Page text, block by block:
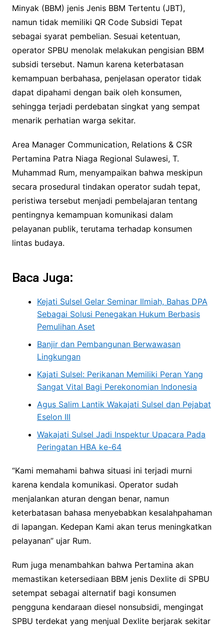
Minyak (BBM) jenis Jenis BBM Tertentu (JBT),
namun tidak memiliki QR Code Subsidi Tepat
sebagai syarat pembelian. Sesuai ketentuan,
operator SPBU menolak melakukan pengisian BBM
subsidi tersebut. Namun karena keterbatasan
kemampuan berbahasa, penjelasan operator tidak
dapat dipahami dengan baik oleh konsumen,
sehingga terjadi perdebatan singkat yang sempat
menarik perhatian warga sekitar.
Area Manager Communication, Relations & CSR
Pertamina Patra Niaga Regional Sulawesi, T.
Muhammad Rum, menyampaikan bahwa meskipun
secara prosedural tindakan operator sudah tepat,
peristiwa tersebut menjadi pembelajaran tentang
pentingnya kemampuan komunikasi dalam
pelayanan publik, terutama terhadap konsumen
lintas budaya.
Baca Juga:
Kejati Sulsel Gelar Seminar Ilmiah, Bahas DPA
Sebagai Solusi Penegakan Hukum Berbasis
Pemulihan Aset
Banjir dan Pembangunan Berwawasan
Lingkungan
Kajati Sulsel: Perikanan Memiliki Peran Yang
Sangat Vital Bagi Perekonomian Indonesia
Agus Salim Lantik Wakajati Sulsel dan Pejabat
Eselon III
Wakajati Sulsel Jadi Inspektur Upacara Pada
Peringatan HBA ke-64
“Kami memahami bahwa situasi ini terjadi murni
karena kendala komunikasi. Operator sudah
menjalankan aturan dengan benar, namun
keterbatasan bahasa menyebabkan kesalahpahaman
di lapangan. Kedepan Kami akan terus meningkatkan
pelayanan” ujar Rum.
Rum juga menambahkan bahwa Pertamina akan
memastikan ketersediaan BBM jenis Dexlite di SPBU
setempat sebagai alternatif bagi konsumen
pengguna kendaraan diesel nonsubsidi, mengingat
SPBU terdekat yang menjual Dexlite berjarak sekitar